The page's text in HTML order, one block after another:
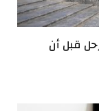
قبل أن